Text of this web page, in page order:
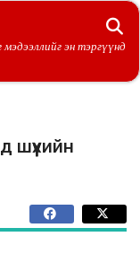
мэдээллийг эн тэргүүнд